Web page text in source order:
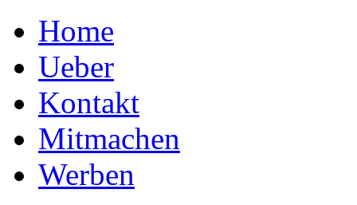
Home
Ueber
Kontakt
Mitmachen
Werben